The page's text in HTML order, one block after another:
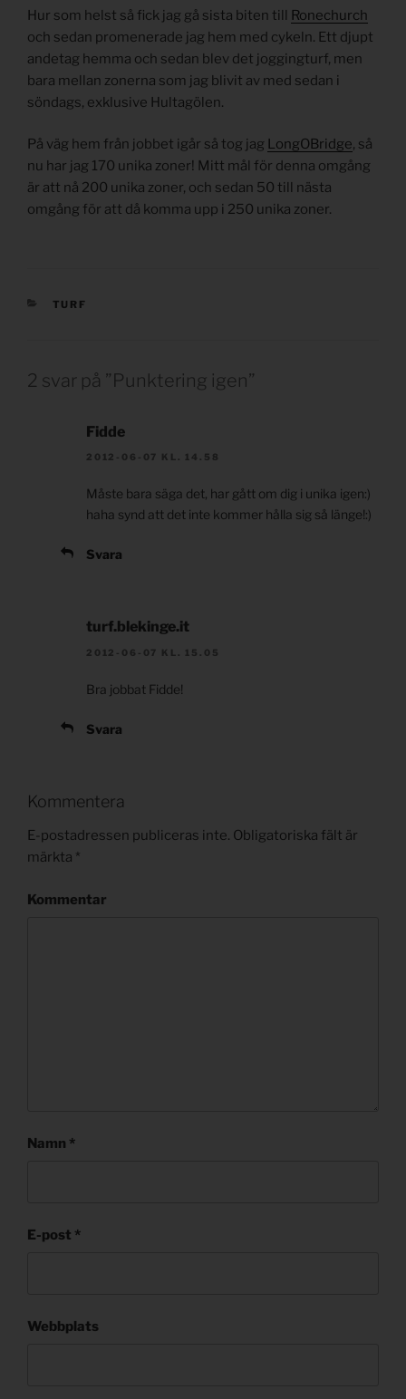
Hur som helst så fick jag gå sista biten till Ronechurch
och sedan promenerade jag hem med cykeln. Ett djupt
andetag hemma och sedan blev det joggingturf, men
bara mellan zonerna som jag blivit av med sedan i
söndags, exklusive Hultagölen.
På väg hem från jobbet igår så tog jag LongOBridge, så
nu har jag 170 unika zoner! Mitt mål för denna omgång
är att nå 200 unika zoner, och sedan 50 till nästa
omgång för att då komma upp i 250 unika zoner.
KATEGORIER
TURF
2 svar på ”Punktering igen”
Fidde
2012-06-07 KL. 14.58
Måste bara säga det, har gått om dig i unika igen:)
haha synd att det inte kommer hålla sig så länge!:)
Svara
turf.blekinge.it
2012-06-07 KL. 15.05
Bra jobbat Fidde!
Svara
Kommentera
E-postadressen publiceras inte. Obligatoriska fält är
märkta *
Kommentar
Namn *
E-post *
Webbplats